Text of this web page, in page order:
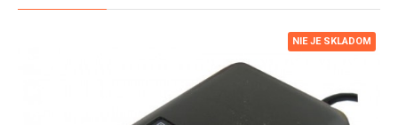
NIE JE SKLADOM